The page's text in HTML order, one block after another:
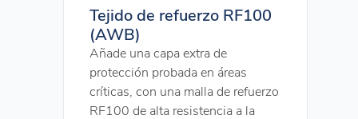
Tejido de refuerzo RF100
(AWB)
Añade una capa extra de
protección probada en áreas
críticas, con una malla de refuerzo
RF100 de alta resistencia a la